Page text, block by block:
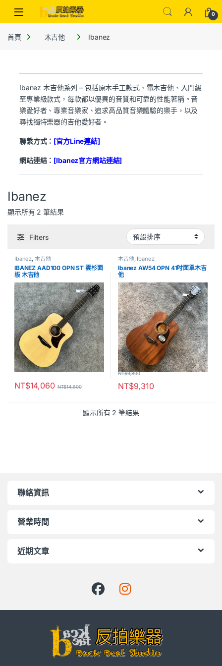
0
首頁 木吉他 Ibanez
Ibanez 木吉他系列 – 包括原木手工款式、電木吉他、入門級
至專業級款式，每款都以優異的音質和可靠的性能著稱。音
樂愛好者、專業音樂家、追求高品質音樂體驗的樂手，以及
尋找獨特樂器的吉他愛好者。
聯繫方式： [官方Line連結]
網站連結： [Ibanez官方網站連結]
Ibanez
顯示所有 2 筆結果
Filters
Ibanez, 木吉他
IBANEZ AAD100 OPN ST 雲杉面
板 木吉他
NT$14,060 NT$14,800
木吉他, Ibanez
Ibanez AW54 OPN 41吋面單木吉
他
NT$9,310
NT$9,800
顯示所有 2 筆結果
聯絡資訊
營業時間
近期文章